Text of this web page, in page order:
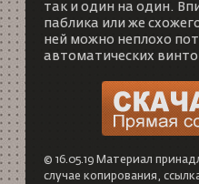
так и один на один.
паблика или же
ней можно неплохо
автоматических
© 16.05.19 Материал
случае копирования,